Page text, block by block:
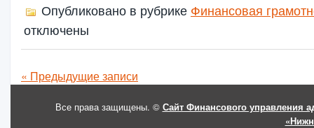
Опубликовано в рубрике Финансовая
отключены
« Предыдущие записи
Все права защищены. © Сайт Финансового управления